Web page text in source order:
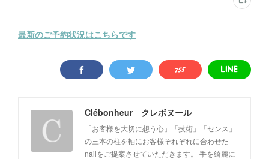
最新のご予約状況はこちらです
Clébonheur クレボヌール
「お客様を大切に想う心」「技術」「センス」
の三本の柱を軸にお客様それぞれに合わせた
nailをご提案させていただきます。 手を綺麗に